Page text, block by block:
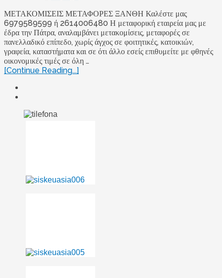
ΜΕΤΑΚΟΜΙΣΕΙΣ ΜΕΤΑΦΟΡΕΣ ΞΑΝΘΗ Καλέστε μας
6979589599 ή 2614006480 Η μεταφορική εταιρεία μας με
έδρα την Πάτρα, αναλαμβάνει μετακομίσεις, μεταφορές σε
πανελλαδικό επίπεδο, χωρίς άγχος σε φοιτητικές, κατοικιών,
γραφεία, καταστήματα και σε ότι άλλο εσείς επιθυμείτε με φθηνές
οικονομικές τιμές σε όλη …
[Continue Reading...]